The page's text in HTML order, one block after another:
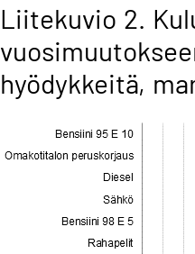
Liitekuvio 2.
hyödykkeitä,